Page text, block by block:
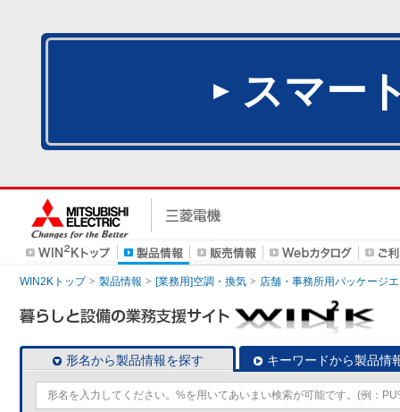
スマー
WIN2Kトップ 製品情報 [業務用]空調・換気 店舗・事務所用パッケージ
形名から製品情報を探す キーワードから製品情